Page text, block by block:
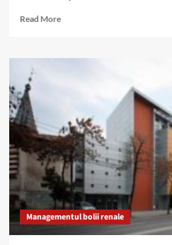
Read MoreRead
Centre
COVID-
lista
pe
județe
Managementul bolii renale